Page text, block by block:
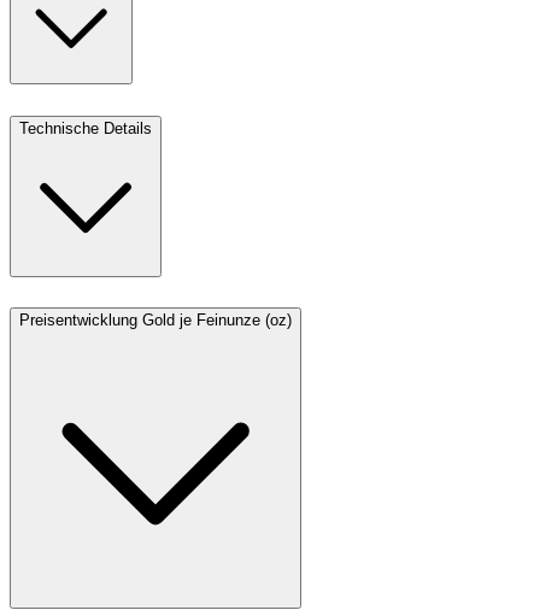
Technische Details
Preisentwicklung Gold je Feinunze (oz)